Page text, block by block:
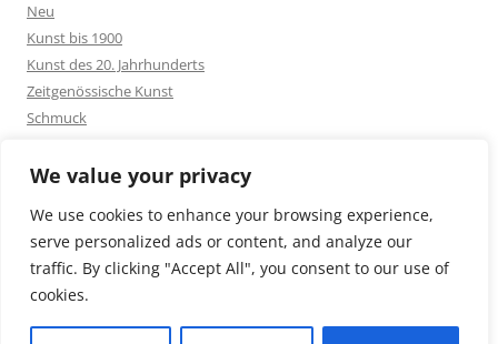
We value your privacy
We use cookies to enhance your browsing experience,
serve personalized ads or content, and analyze our
traffic. By clicking "Accept All", you consent to our use of
cookies.
Neu
Kunst bis 1900
Kunst des 20. Jahrhunderts
Zeitgenössische Kunst
Schmuck
Silberschmuck
Sonstiges